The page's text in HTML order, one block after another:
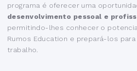
programa é oferecer uma
desenvolvimento pessoal e
permitindo-lhes conhecer o
Rumos Education e prepará-los
trabalho.